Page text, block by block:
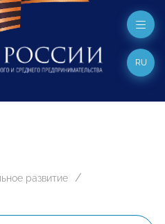
RU
развитие